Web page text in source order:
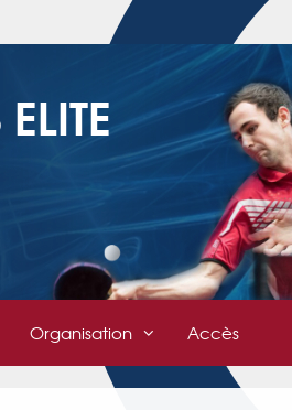
Organisation Accès